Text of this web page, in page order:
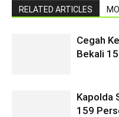
RELATED ARTICLES
Cegah
Bekali
Kapolda
159